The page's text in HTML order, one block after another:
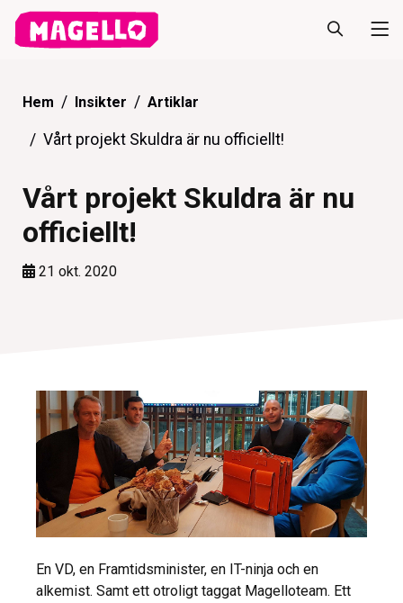
Hem Insikter Artiklar
Vårt projekt Skuldra är nu officiellt!
Vårt projekt Skuldra är nu
officiellt!
21 okt. 2020
En VD, en Framtidsminister, en IT-ninja och en
alkemist. Samt ett otroligt taggat Magelloteam. Ett